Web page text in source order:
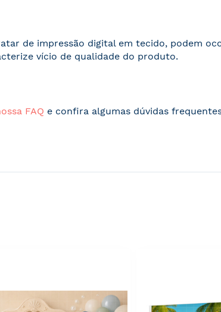
de impressão digital em tecido, podem
vício de qualidade do produto.
FAQ e confira algumas dúvidas